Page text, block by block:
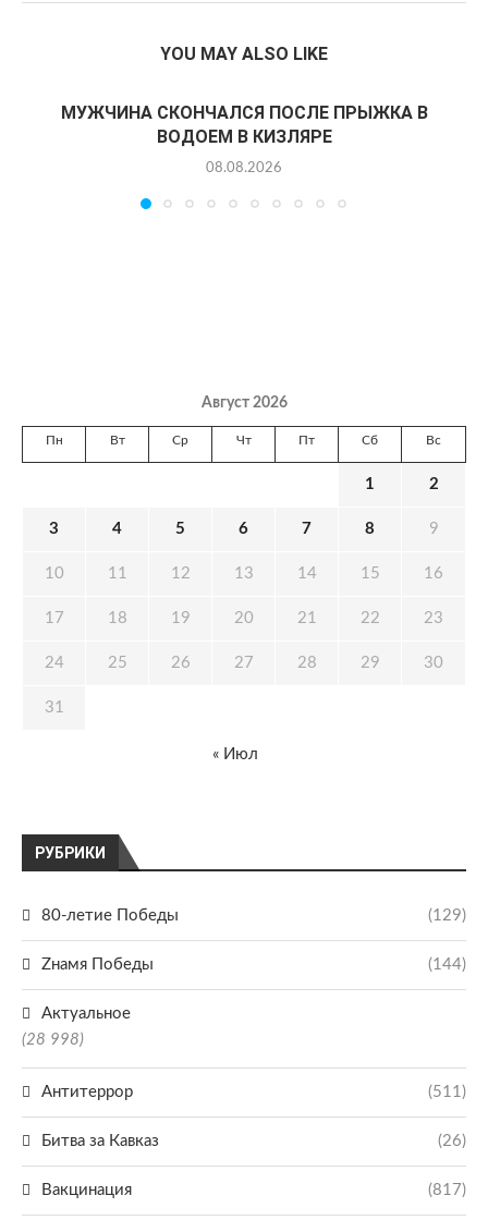
YOU MAY ALSO LIKE
МУЖЧИНА СКОНЧАЛСЯ ПОСЛЕ ПРЫЖКА В
ВОДОЕМ В КИЗЛЯРЕ
08.08.2026
РУБРИКИ
80-летие Победы (129)
Zнамя Победы (144)
Актуальное
(28 998)
Антитеррор (511)
Битва за Кавказ (26)
Вакцинация (817)
Август 2026
Пн Вт Ср Чт Пт Сб Вс
1 2
3 4 5 6 7 8 9
10 11 12 13 14 15 16
17 18 19 20 21 22 23
24 25 26 27 28 29 30
31
« Июл